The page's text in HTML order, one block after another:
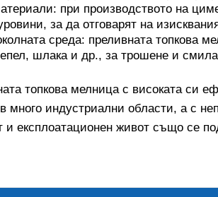
при производството на
за да отговарят на
среда: преливната топкова
шлака и др., за трошене и
топкова мелница с високата си
много индустриални области, а с
и експлоатационен живот също се